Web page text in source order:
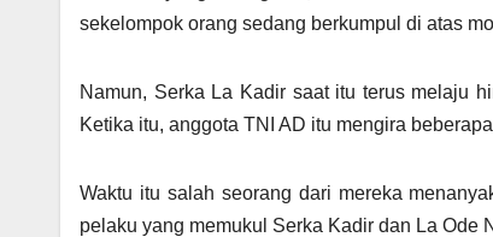
sekelompok orang sedang berkumpul di atas
Namun, Serka La Kadir saat itu terus melaju
Ketika itu, anggota TNI AD itu mengira
Waktu itu salah seorang dari mereka
pelaku yang memukul Serka Kadir dan La Ode